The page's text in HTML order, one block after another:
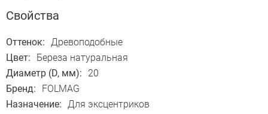
Свойства
Оттенок: Древоподобные
Цвет:
Береза натуральная
Диаметр (D, мм):
20
Бренд:
FOLMAG
Назначение: Для эксцентриков